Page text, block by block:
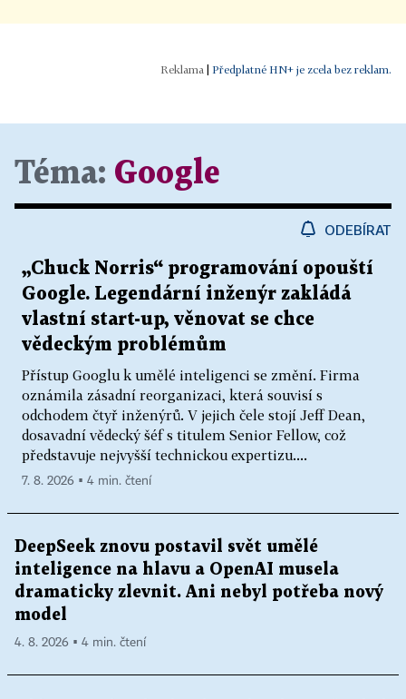
| Předplatné HN+ je zcela bez reklam.
Téma: Google
ODEBÍRAT
„Chuck Norris“ programování opouští
Google. Legendární inženýr zakládá
vlastní start-up, věnovat se chce
vědeckým problémům
Přístup Googlu k umělé inteligenci se změní. Firma
oznámila zásadní reorganizaci, která souvisí s
odchodem čtyř inženýrů. V jejich čele stojí Jeff Dean,
dosavadní vědecký šéf s titulem Senior Fellow, což
představuje nejvyšší technickou expertizu....
7. 8. 2026 ▪ 4 min. čtení
DeepSeek znovu postavil svět umělé
inteligence na hlavu a OpenAI musela
dramaticky zlevnit. Ani nebyl potřeba nový
model
4. 8. 2026 ▪ 4 min. čtení